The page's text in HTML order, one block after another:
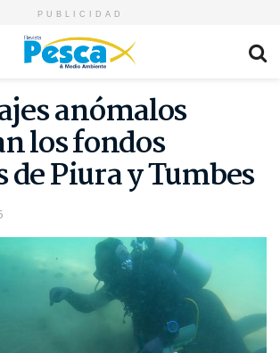
PUBLICIDAD
anómalos
los fondos
Piura y Tumbes